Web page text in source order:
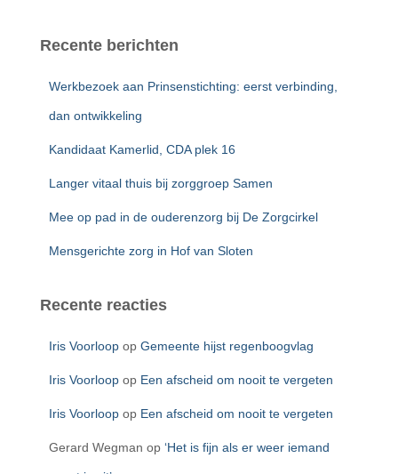
e
Recente berichten
Werkbezoek aan Prinsenstichting: eerst verbinding,
dan ontwikkeling
Kandidaat Kamerlid, CDA plek 16
Langer vitaal thuis bij zorggroep Samen
Mee op pad in de ouderenzorg bij De Zorgcirkel
Mensgerichte zorg in Hof van Sloten
Recente reacties
Iris Voorloop op Gemeente hijst regenboogvlag
Iris Voorloop op Een afscheid om nooit te vergeten
Iris Voorloop op Een afscheid om nooit te vergeten
Gerard Wegman op ‘Het is fijn als er weer iemand